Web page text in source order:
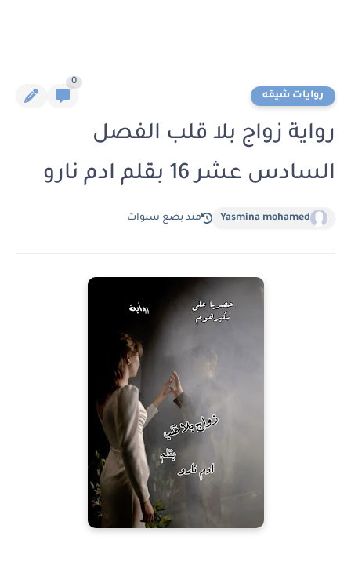
روايات شيقه
0
رواية زواج بلا قلب الفصل
السادس عشر 16 بقلم ادم نارو
Yasmina mohamed منذ بضع سنوات